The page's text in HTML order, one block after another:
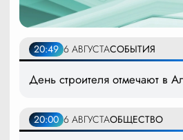
20:49 6 АВГУСТАСОБЫТИЯ
День строителя отмечают в
20:00 6 АВГУСТАОБЩЕСТВО